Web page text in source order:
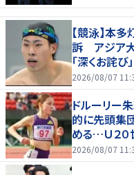
【競泳】本
訴 アジア
「深くお詫び」
2026/08/07
ドルーリー
的に先頭集
める…Ｕ２
2026/08/07